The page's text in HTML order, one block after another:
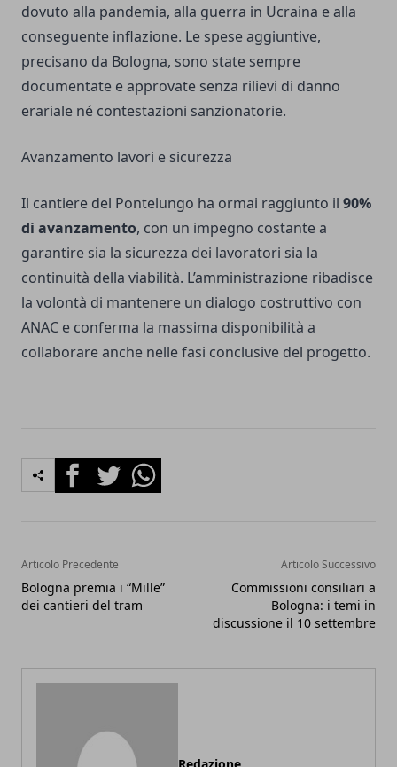
dovuto alla pandemia, alla guerra in Ucraina e alla
conseguente inflazione. Le spese aggiuntive,
precisano da Bologna, sono state sempre
documentate e approvate senza rilievi di danno
erariale né contestazioni sanzionatorie.
Avanzamento lavori e sicurezza
Il cantiere del Pontelungo ha ormai raggiunto il 90%
di avanzamento, con un impegno costante a
garantire sia la sicurezza dei lavoratori sia la
continuità della viabilità. L’amministrazione ribadisce
la volontà di mantenere un dialogo costruttivo con
ANAC e conferma la massima disponibilità a
collaborare anche nelle fasi conclusive del progetto.
FacebookTwitterWhatsapp
Articolo Precedente
Bologna premia i “Mille”
dei cantieri del tram
Articolo Successivo
Commissioni consiliari a
Bologna: i temi in
discussione il 10 settembre
Redazione